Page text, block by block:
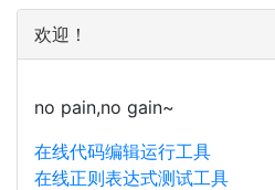
欢迎！
no pain,no gain~
在线代码编辑运行工具
在线正则表达式测试工具